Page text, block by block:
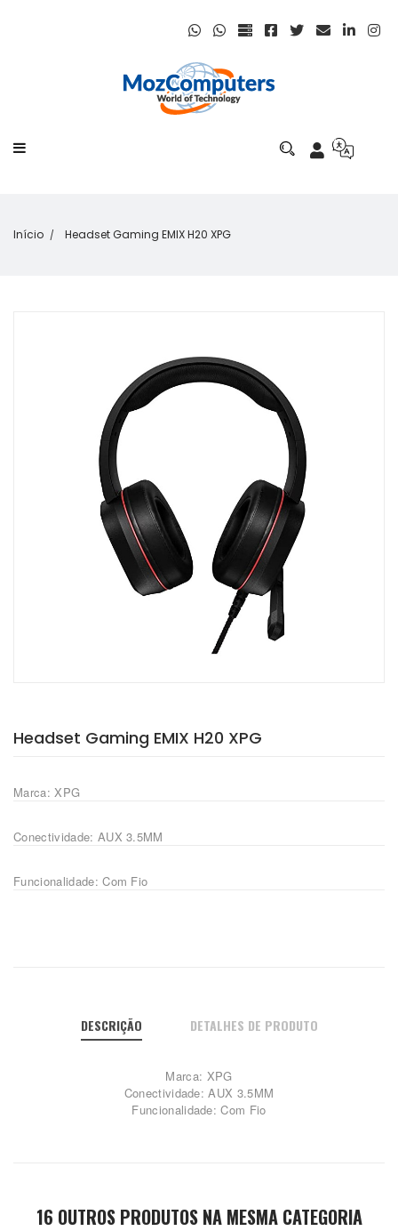
Início Headset Gaming EMIX H20 XPG
Headset Gaming EMIX H20 XPG
Marca: XPG
Conectividade: AUX 3.5MM
Funcionalidade: Com Fio
DESCRIÇÃO DETALHES DE PRODUTO
Marca: XPG
Conectividade: AUX 3.5MM
Funcionalidade: Com Fio
16 OUTROS PRODUTOS NA MESMA CATEGORIA